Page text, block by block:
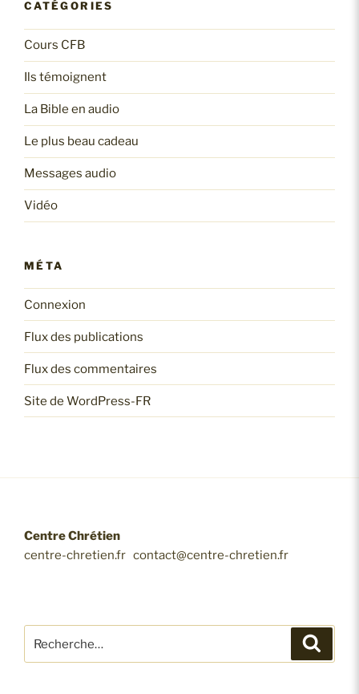
CATÉGORIES
Cours CFB
Ils témoignent
La Bible en audio
Le plus beau cadeau
Messages audio
Vidéo
MÉTA
Connexion
Flux des publications
Flux des commentaires
Site de WordPress-FR
Centre Chrétien
centre-chretien.fr contact@centre-chretien.fr